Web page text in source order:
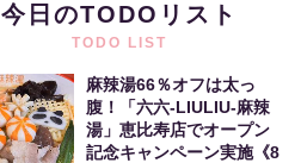
今日のTODOリスト
TODO LIST
麻辣湯66％オフは太っ
腹！「六六-LIULIU-麻辣
湯」恵比寿店でオープン
記念キャンペーン実施《8